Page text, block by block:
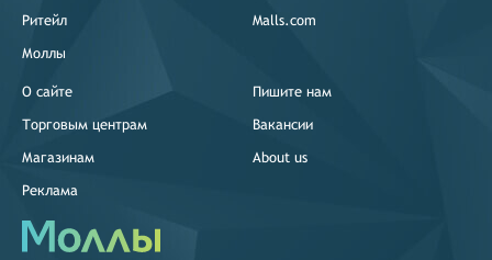
Ритейл
Моллы
Malls.com
О сайте
Торговым центрам
Магазинам
Реклама
Пишите нам
Вакансии
About us